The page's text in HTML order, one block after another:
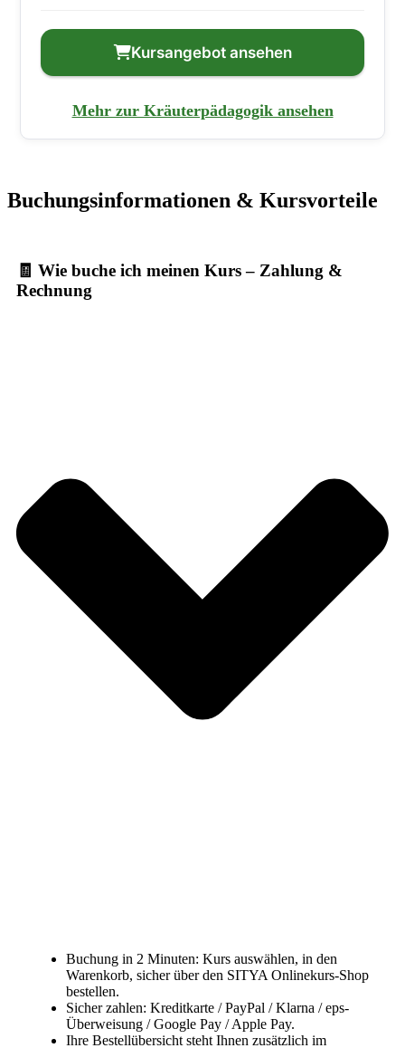
Kursangebot ansehen
Mehr zur Kräuterpädagogik ansehen
Buchungsinformationen & Kursvorteile
🧾 Wie buche ich meinen Kurs – Zahlung &
Rechnung
Buchung in 2 Minuten: Kurs auswählen, in den
Warenkorb, sicher über den SITYA Onlinekurs-Shop
bestellen.
Sicher zahlen: Kreditkarte / PayPal / Klarna / eps-
Überweisung / Google Pay / Apple Pay.
Ihre Bestellübersicht steht Ihnen zusätzlich im